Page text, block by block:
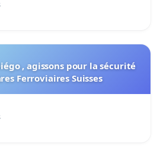
, agissons pour la sécurité
Ferroviaires Suisses